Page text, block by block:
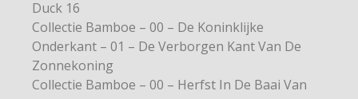
Duck 16
Collectie Bamboe – 00 – De Koninklijke
Onderkant – 01 – De Verborgen Kant Van De
Zonnekoning
Collectie Bamboe – 00 – Herfst In De Baai Van